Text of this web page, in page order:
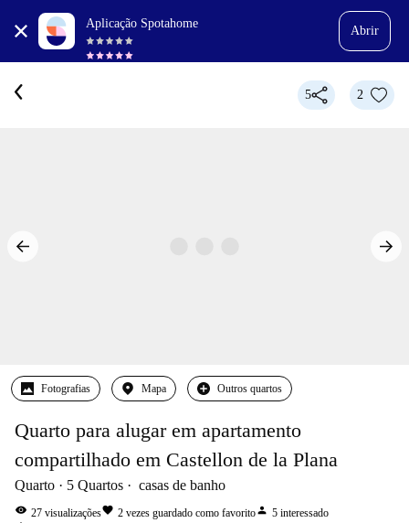
Aplicação Spotahome
Abrir
5 2
Fotografias Mapa Outros quartos
Quarto para alugar em apartamento
compartilhado em Castellon de la Plana
Quarto 5 Quartos casas de banho
visibility 27 visualizaçõesfavorite 2 vezes guardado como favoritoperson 5 interessado